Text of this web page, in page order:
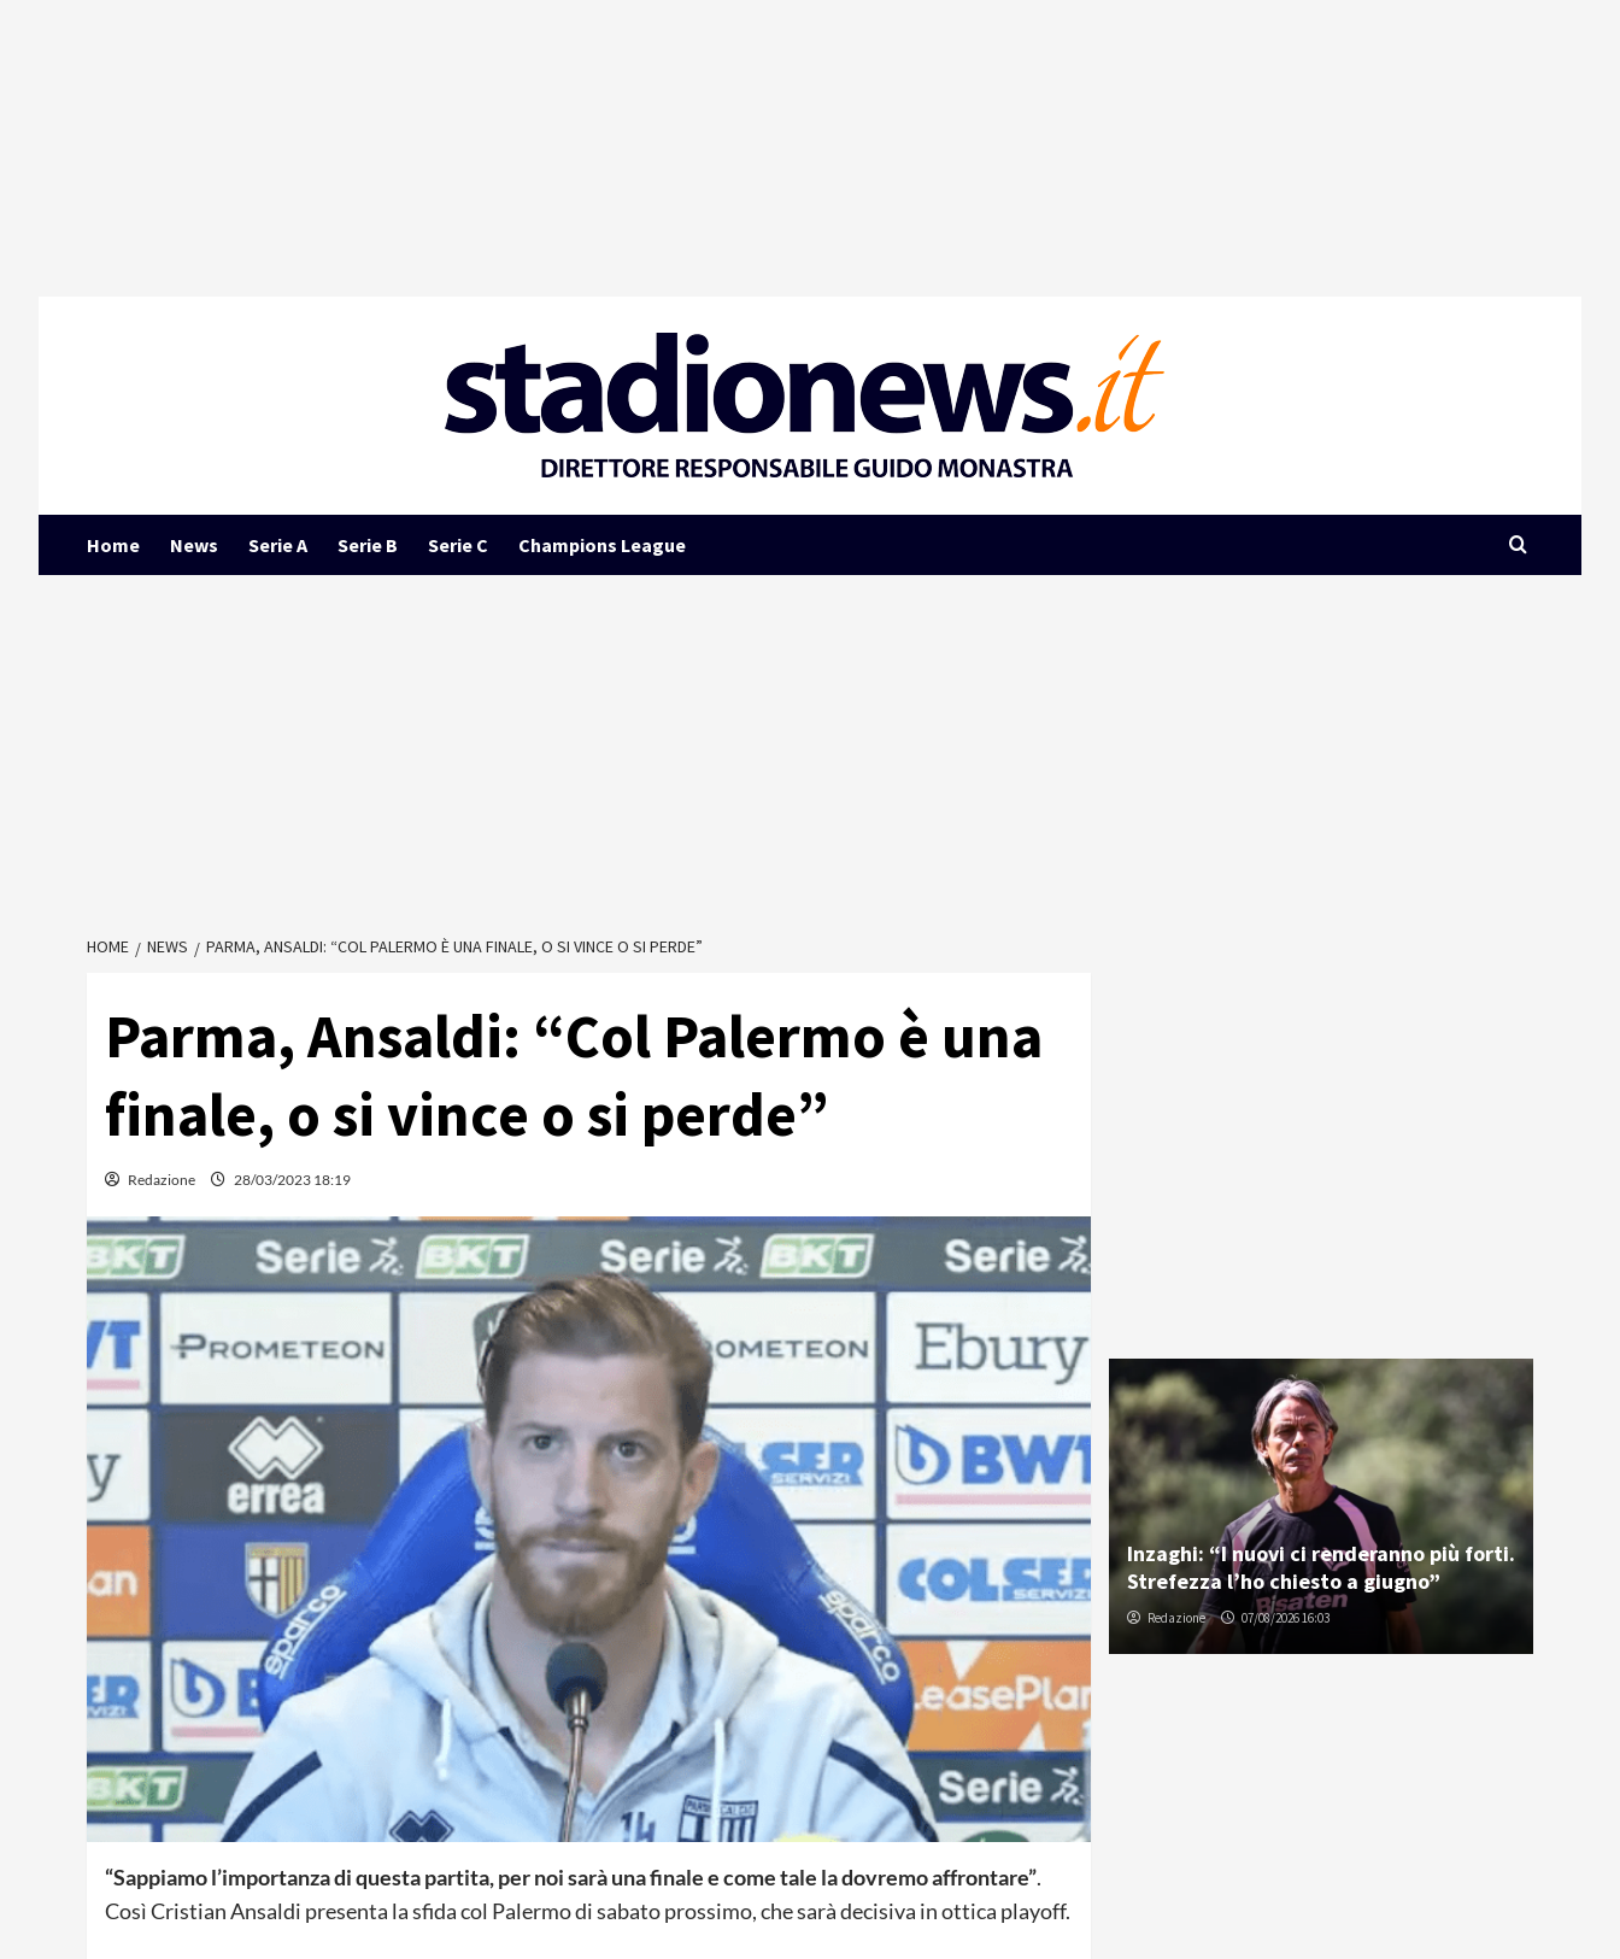
Home News Serie A Serie B Serie C Champions League
HOME NEWS PARMA, ANSALDI: “COL PALERMO È UNA FINALE, O SI VINCE O SI PERDE”
Parma, Ansaldi: “Col Palermo è una
finale, o si vince o si perde”
Redazione 28/03/2023 18:19
“Sappiamo l’importanza di questa partita, per noi sarà una finale e come tale la dovremo affrontare”.
Così Cristian Ansaldi presenta la sfida col Palermo di sabato prossimo, che sarà decisiva in ottica playoff.
Inzaghi: “I nuovi ci renderanno più forti.
Strefezza l’ho chiesto a giugno”
Redazione 07/08/2026 16:03